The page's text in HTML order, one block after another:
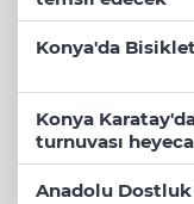
Konya'da
Konya
turnuvası
Anadolu Dostluk